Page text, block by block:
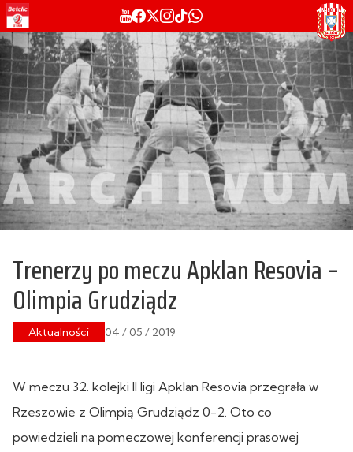
Trenerzy po meczu Apklan Resovia –
Olimpia Grudziądz
Aktualności 04 / 05 / 2019
W meczu 32. kolejki II ligi Apklan Resovia przegrała w
Rzeszowie z Olimpią Grudziądz 0-2. Oto co
powiedzieli na pomeczowej konferencji prasowej